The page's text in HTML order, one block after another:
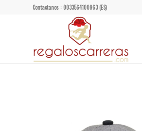
Contactanos : 0033564100963 (ES)